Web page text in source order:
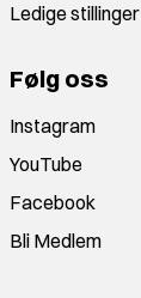
Ledige stillinger
Følg oss
Instagram
YouTube
Facebook
Bli Medlem